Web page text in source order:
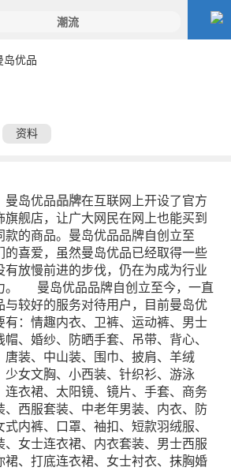
岛优品
资料
曼岛优品品牌在互联网上开设了官方
舰店，让广大网民在网上也能买到
款的商品。曼岛优品品牌自创立至
的喜爱，虽然曼岛优品已经取得一些
有放慢前进的步伐，仍在为成为行业
。 曼岛优品品牌自创立至今，一直
与较好的服务对待用户，目前曼岛优
有：情趣内衣、卫裤、运动裤、男士
、婚纱、防晒手套、吊带、背心、
唐装、中山装、围巾、披肩、羊绒
少女文胸、小西装、针织衫、游泳
连衣裙、太阳镜、镜片、手套、商务
、西服套装、中老年男装、内衣、防
内裤、口罩、袖扣、短款羽绒服、
、女士连衣裙、内衣套装、男士西服
裙、打底连衣裙、女士衬衣、抹胸婚